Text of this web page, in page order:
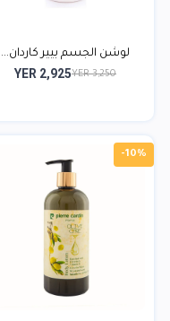
لوشن الجسم بيير كاردان...
YER 3,250
YER 2,925
-10%